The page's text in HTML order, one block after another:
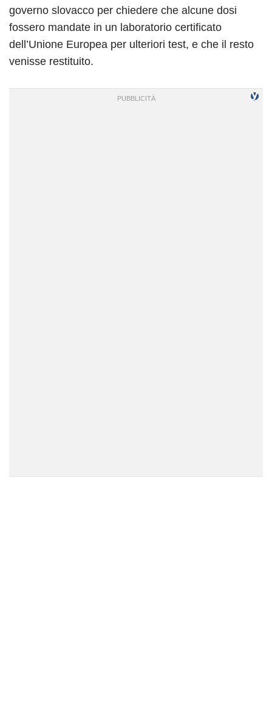
governo slovacco per chiedere che alcune dosi
fossero mandate in un laboratorio certificato
dell’Unione Europea per ulteriori test, e che il resto
venisse restituito.